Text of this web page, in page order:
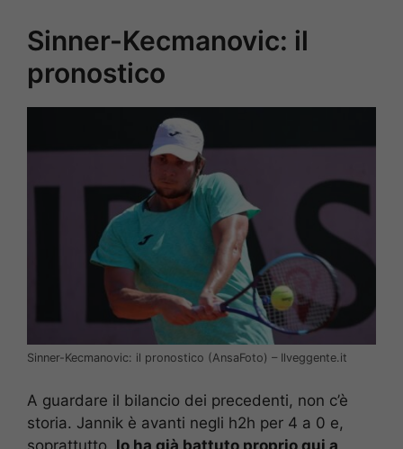
Sinner-Kecmanovic: il
pronostico
Sinner-Kecmanovic: il pronostico (AnsaFoto) – Ilveggente.it
A guardare il bilancio dei precedenti, non c’è
storia. Jannik è avanti negli h2h per 4 a 0 e,
soprattutto, lo ha già battuto proprio qui a